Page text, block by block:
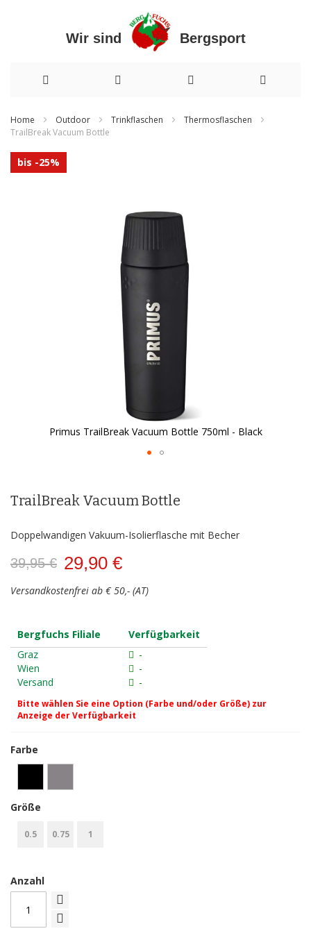
Wir sind Bergsport
zum
Inhalt
Home Outdoor Trinkflaschen
Thermosflaschen
TrailBreak Vacuum Bottle
Zum
Ende
Primus TrailBreak Vacuum Bottle 750ml - Black
der
bis -25%
TrailBreak Vacuum Bottle
Doppelwandigen Vakuum-Isolierflasche mit Becher
39,95 € 29,90 €
Versandkostenfrei ab € 50,- (AT)
Bergfuchs Filiale
Verfügbarkeit
Graz
-
Wien
-
Versand
-
Bitte wählen Sie eine Option (Farbe und/oder Größe) zur
Anzeige der Verfügbarkeit
Farbe
Größe
0.5 0.75 1
Anzahl